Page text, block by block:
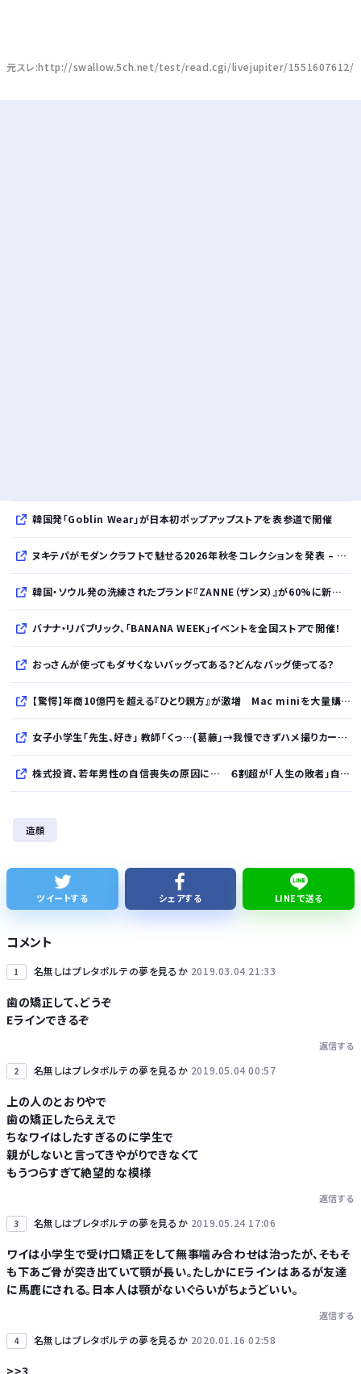
元スレ:http://swallow.5ch.net/test/read.cgi/livejupiter/1551607612/
韓国発「Goblin Wear」が日本初ポップアップストアを表参道で開催
ヌキテパがモダンクラフトで魅せる2026年秋冬コレクションを発表 – インド・アムリトサルで織り上げたウールなど手仕事の美しさを現代的に昇華
韓国・ソウル発の洗練されたブランド『ZANNE（ザンヌ）』が60%に新規入店、モダン×エフォートレスなコレクションを展開
バナナ・リパブリック、「BANANA WEEK」イベントを全国ストアで開催！
おっさんが使ってもダサくないバッグってある？どんなバッグ使ってる？
【驚愕】年商10億円を超える『ひとり親方』が激増 Mac miniを大量購入しAIを従業員に
女子小学生｢先生、好き｣ 教師｢くっ…(葛藤｣→我慢できずハメ撮りカーセックスして教員免許剥奪
株式投資、若年男性の自信喪失の原因に… ６割超が「人生の敗者」自認か
【ナゾロジー】老化をほぼ克服しても「体細胞変異」が残ればヒトの寿命は156年、数理モデルで推定
Powered by livedoor 相互RSS
造顔
ツイートする シェアする LINEで送る
コメント
1 名無しはプレタポルテの夢を見るか 2019.03.04 21:33
歯の矯正して、どうぞ
Eラインできるぞ
返信する
2 名無しはプレタポルテの夢を見るか 2019.05.04 00:57
上の人のとおりやで
歯の矯正したらええで
ちなワイはしたすぎるのに学生で
親がしないと言ってきやがりできなくて
もうつらすぎて絶望的な模様
返信する
3 名無しはプレタポルテの夢を見るか 2019.05.24 17:06
ワイは小学生で受け口矯正をして無事噛み合わせは治ったが、そもそ
も下あご骨が突き出ていて顎が長い。たしかにEラインはあるが友達
に馬鹿にされる。日本人は顎がないぐらいがちょうどいい。
返信する
4 名無しはプレタポルテの夢を見るか 2020.01.16 02:58